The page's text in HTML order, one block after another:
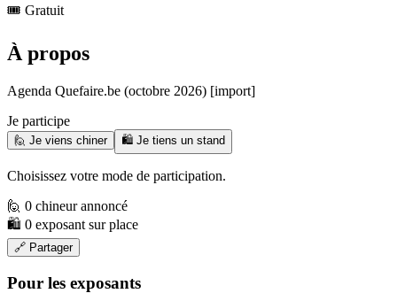
🎟️ Gratuit
À propos
Agenda Quefaire.be (octobre 2026) [import]
Je participe
🙋 Je viens chiner 🛍️ Je tiens un stand
Choisissez votre mode de participation.
🙋 0 chineur annoncé
🛍️ 0 exposant sur place
🔗 Partager
Pour les exposants